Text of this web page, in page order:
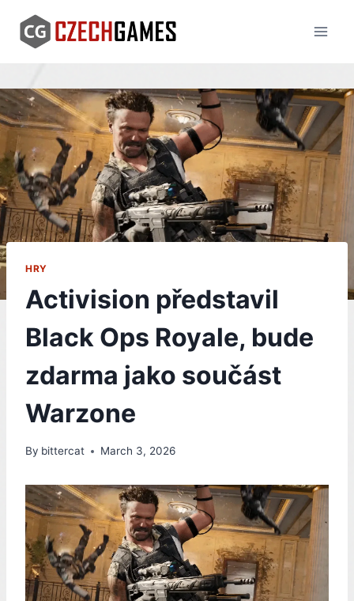
content
HRY
Activision představil
Black Ops Royale, bude
zdarma jako součást
Warzone
By bittercat March 3, 2026